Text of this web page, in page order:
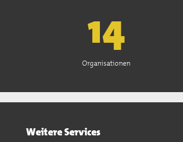
15
Organisationen
Weitere Services